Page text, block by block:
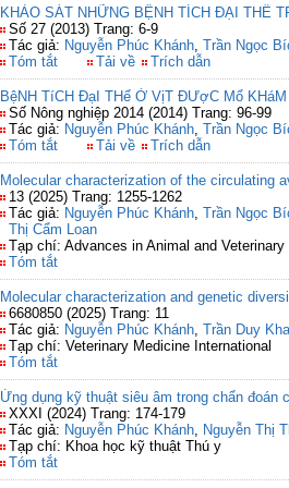
KHẢO SÁT NHỮNG BỆNH TÍCH ĐẠI THỂ
Số 27 (2013) Trang: 6-9
Tác giả: Nguyễn Phúc Khánh, Trần Ngọc
Tóm tắt
Tải về Trích dẫn
BệNH TíCH ĐạI THể Ở VịT ĐƯợC Mổ
Số Nông nghiệp 2014 (2014) Trang: 96-99
Tác giả: Nguyễn Phúc Khánh, Trần Ngọc
Tóm tắt
Tải về Trích dẫn
Molecular characterization of the circulating
13 (2025) Trang: 1255-1262
Tác giả: Nguyễn Phúc Khánh, Trần Ngọc
Thị Cẩm Loan
Tạp chí: Advances in Animal and
Tóm tắt
Molecular characterization and genetic
6680850 (2025) Trang: 11
Tác giả: Nguyễn Phúc Khánh, Trần Duy
Tạp chí: Veterinary Medicine International
Tóm tắt
Ứng dụng kỹ thuật siêu âm trong chẩn đoán
XXXI (2024) Trang: 174-179
Tác giả: Nguyễn Phúc Khánh, Nguyễn Thị
Tạp chí: Khoa học kỹ thuật Thú y
Tóm tắt